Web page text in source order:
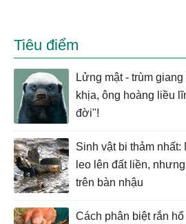
Tiêu điểm
Lửng mật - trùm
khịa, ông hoàng liều
đời"!
Sinh vật bi thảm nhất:
leo lên đất liền,
trên bàn nhậu
Cách phân biệt rắn